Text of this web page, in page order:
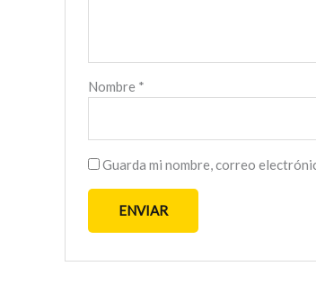
Nombre *
Guarda mi nombre, correo